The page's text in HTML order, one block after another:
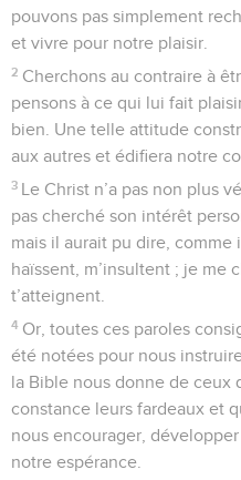
pouvons pas simplement
et vivre pour notre plaisir.
2 Cherchons au contraire à
pensons à ce qui lui fait
bien. Une telle attitude
aux autres et édifiera notre
3 Le Christ n’a pas non plus
pas cherché son intérêt
mais il aurait pu dire,
haïssent, m’insultent ; je me
t’atteignent.
4 Or, toutes ces paroles
été notées pour nous
la Bible nous donne de ceux
constance leurs fardeaux et
nous encourager,
notre espérance.